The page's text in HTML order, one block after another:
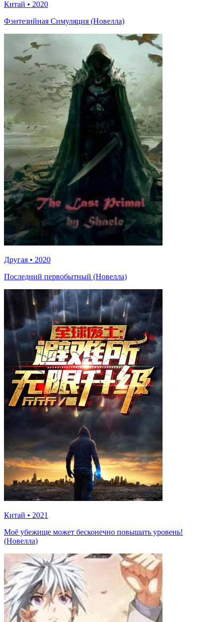
Китай • 2020
Фэнтезийная Симуляция (Новелла)
Другая • 2020
Последний первобытный (Новелла)
Китай • 2021
Моё убежище может бесконечно повышать уровень!
(Новелла)